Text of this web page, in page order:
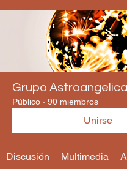
Grupo Astroangelical
Público · 90 miembros
Unirse
Discusión Multimedia